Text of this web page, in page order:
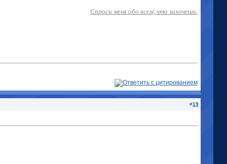
Спроси меня обо всем, что захочешь.
#19